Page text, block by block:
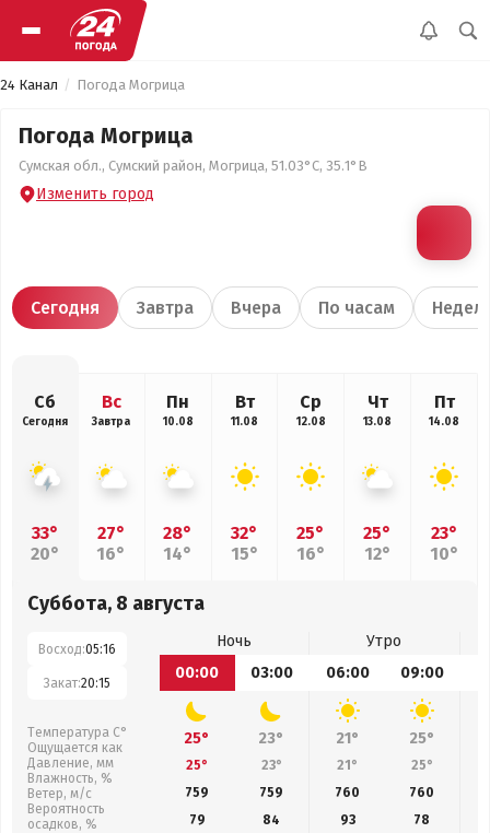
24 Канал Погода Могрица
Погода Могрица
Сумская обл., Сумский район, Могрица, 51.03°С, 35.1°В
Изменить город
Сегодня Завтра Вчера По часам
Сб
Сегодня
33°
20°
Вс
Завтра
27°
16°
Пн
10.08
28°
14°
Вт
11.08
32°
15°
Ср
12.08
25°
16°
Чт
13.08
25°
12°
Пт
14.08
23°
10°
Суббота, 8 августа
Восход:05:16
Закат:20:15
Температура С°
Ощущается как
Давление, мм
Влажность, %
Ветер, м/с
Вероятность
осадков, %
Ночь
Утро
00:00
03:00 06:00 09:00
25° 23° 21° 25°
25° 23° 21° 25°
759
759 760 760
79
84 93 78